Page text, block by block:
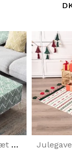
Dug Vandtæt Olietæt Stuetilbehør